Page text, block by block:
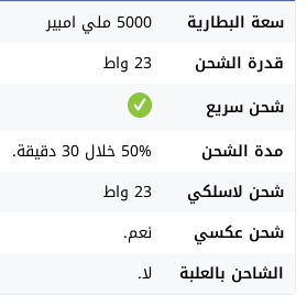
سعة البطارية
5000 ملي امبير
قدرة الشحن
23 واط
شحن سريع
مدة الشحن
50% خلال 30 دقيقة.
شحن لاسلكي
23 واط
شحن عكسي
نعم.
الشاحن بالعلبة
لا.